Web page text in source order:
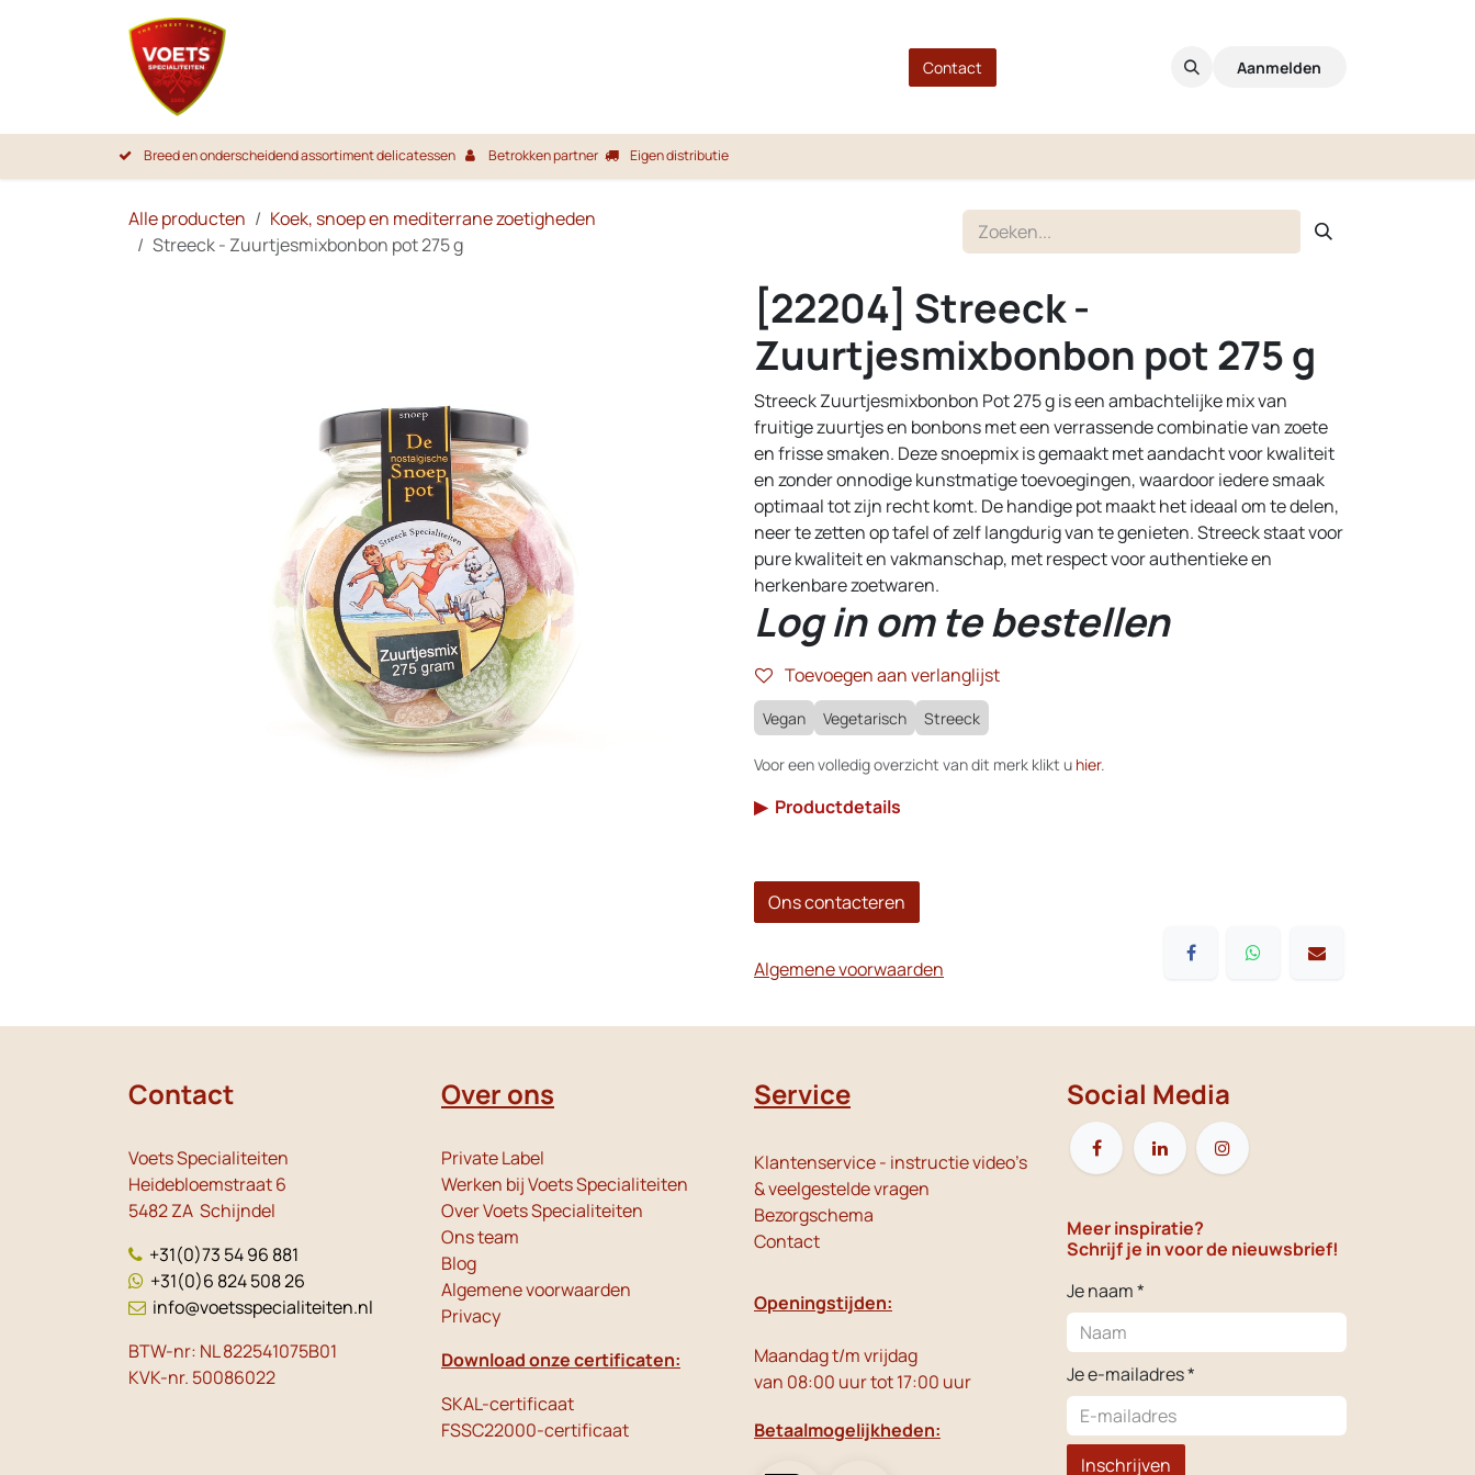
Overslaan naar inhoud
Contact Aanmelden
Breed en onderscheidend assortiment delicatessen Betrokken partner Eigen distributie
Alle producten
Koek, snoep en mediterrane zoetigheden
Streeck - Zuurtjesmixbonbon pot 275 g
[22204] Streeck -
Zuurtjesmixbonbon pot 275 g
Streeck Zuurtjesmixbonbon Pot 275 g is een ambachtelijke mix van
fruitige zuurtjes en bonbons met een verrassende combinatie van zoete
en frisse smaken. Deze snoepmix is gemaakt met aandacht voor kwaliteit
en zonder onnodige kunstmatige toevoegingen, waardoor iedere smaak
optimaal tot zijn recht komt. De handige pot maakt het ideaal om te delen,
neer te zetten op tafel of zelf langdurig van te genieten. Streeck staat voor
pure kwaliteit en vakmanschap, met respect voor authentieke en
herkenbare zoetwaren.
Log in om te bestellen
Toevoegen aan verlanglijst
Vegan Vegetarisch Streeck
Voor een volledig overzicht van dit merk klikt u hier.
▶ Productdetails
Ons contacteren
Algemene voorwaarden
Contact
Voets Specialiteiten
Heidebloemstraat 6
5482 ZA Schijndel
+31(0)73 54 96 881
+31(0)6 824 508 26
info@voetsspecialiteiten.nl
BTW-nr: NL 822541075B01
KVK-nr. 50086022
Over ons
Private Label
Werken bij Voets Specialiteiten
Over Voets Specialiteiten
Ons team
Blog
Algemene voorwaarden
Privacy
Download onze certificaten:
SKAL-certificaat
FSSC22000-certificaat
Service
Klantenservice - instructie video's
& veelgestelde vragen
Bezorgschema
Contact
Openingstijden:
Maandag t/m vrijdag
van 08:00 uur tot 17:00 uur
Betaalmogelijkheden:
Social Media
Meer inspiratie?
Schrijf je in voor de nieuwsbrief!
Je naam *
Je e-mailadres *
Inschrijven